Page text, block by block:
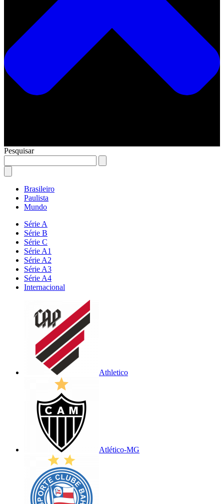
Pesquisar
Brasileiro
Paulista
Mundo
Série A
Série B
Série C
Série A1
Série A2
Série A3
Série A4
Internacional
Athletico
Atlético-MG